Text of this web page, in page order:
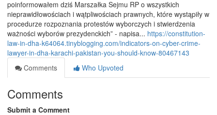
poinformowałem dziś Marszałka Sejmu RP o wszystkich
nieprawidłowościach i wątpliwościach prawnych, które wystąpiły w
procedurze rozpoznania protestów wyborczych i stwierdzenia
ważności wyborów prezydenckich” - napisa... https://constitution-
law-in-dha-k64064.tinyblogging.com/indicators-on-cyber-crime-
lawyer-in-dha-karachi-pakistan-you-should-know-80467143
Comments
Who Upvoted
Comments
Submit a Comment